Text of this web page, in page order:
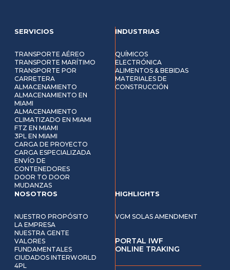
SERVICIOS
TRANSPORTE AÉREO
TRANSPORTE MARÍTIMO
TRANSPORTE POR
CARRETERA
ALMACENAMIENTO
ALMACENAMIENTO EN
MIAMI
ALMACENAMIENTO
CLIMATIZADO EN MIAMI
FTZ EN MIAMI
3PL EN MIAMI
CARGA DE PROYECTO
CARGA ESPECIALIZADA
ENVÍO DE
CONTENEDORES
DOOR TO DOOR
MUDANZAS
INDUSTRIAS
QUÍMICOS
ELECTRÓNICA
ALIMENTOS & BEBIDAS
MATERIALES DE
CONSTRUCCIÓN
NOSOTROS
NUESTRO PROPÓSITO
LA EMPRESA
NUESTRA GENTE
VALORES
FUNDAMENTALES
CIUDADOS INTERWORLD
4PL
HIGHLIGHTS
VGM SOLAS AMENDMENT
PORTAL IWF
ONLINE TRAKING